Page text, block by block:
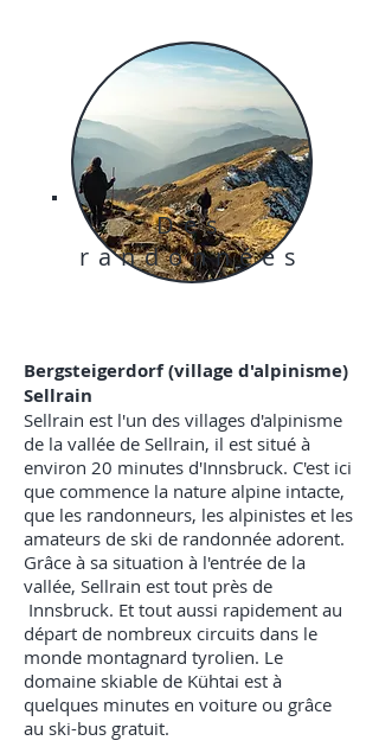
Des
randonnées
Bergsteigerdorf (village d'alpinisme)
Sellrain
Sellrain est l'un des villages d'alpinisme
de la vallée de Sellrain, il est situé à
environ 20 minutes d'Innsbruck. C'est ici
que commence la nature alpine intacte,
que les randonneurs, les alpinistes et les
amateurs de ski de randonnée adorent.
Grâce à sa situation à l'entrée de la
vallée, Sellrain est tout près de
Innsbruck. Et tout aussi rapidement au
départ de nombreux circuits dans le
monde montagnard tyrolien. Le
domaine skiable de Kühtai est à
quelques minutes en voiture ou grâce
au ski-bus gratuit.